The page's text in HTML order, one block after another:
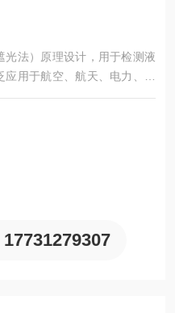
法）原理设计，用于检测液
用于航空、航天、电力、石
械、汽车制造等领域中对液压
压油等油液进行固体颗粒污染
进行不溶性微粒的检测。
17731279307